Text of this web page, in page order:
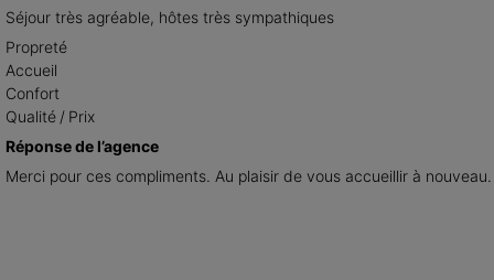
Séjour très agréable, hôtes très sympathiques
Propreté
Accueil
Confort
Qualité / Prix
Réponse de l’agence
Merci pour ces compliments. Au plaisir de vous accueillir à nouveau.